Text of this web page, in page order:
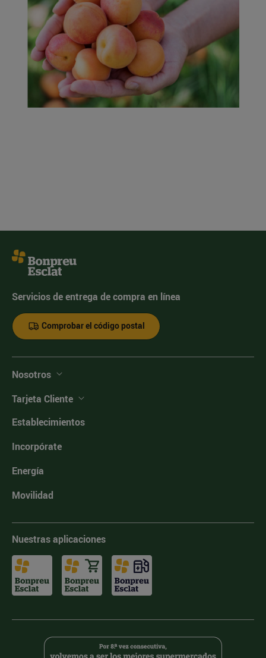
Servicios de entrega de compra en línea
Comprobar el código postal
Nosotros
Tarjeta Cliente
Establecimientos
Incorpórate
Energía
Movilidad
Nuestras aplicaciones